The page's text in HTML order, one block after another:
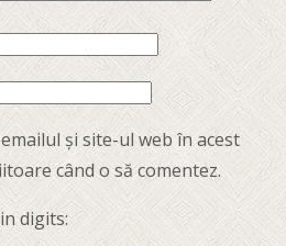
și site-ul web în acest
când o să comentez.
digits: